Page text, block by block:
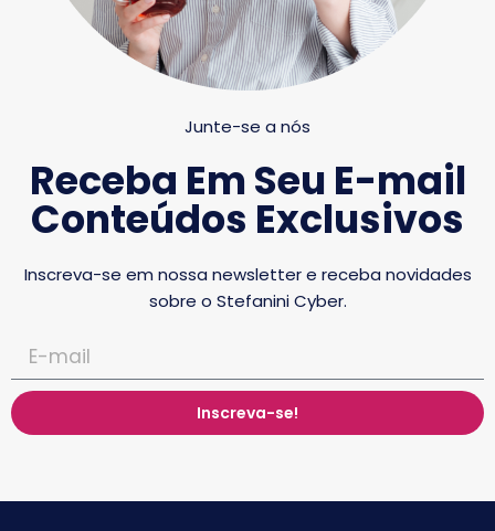
Junte-se a nós
Receba Em Seu E-mail
Conteúdos Exclusivos
Inscreva-se em nossa newsletter e receba novidades
sobre o Stefanini Cyber.
Inscreva-se!